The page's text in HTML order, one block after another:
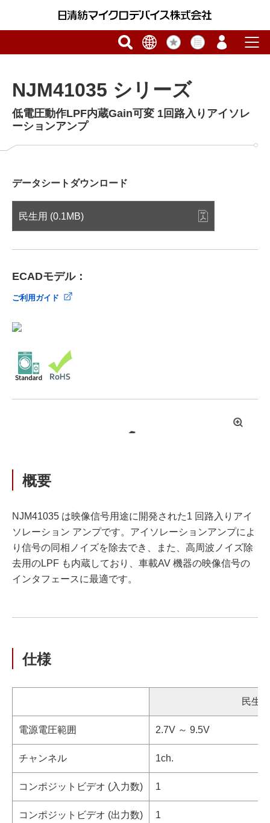
NJM41035 シリーズ
低電圧動作LPF内蔵Gain可変 1回路入りアイソレ
ーションアンプ
データシートダウンロード
民生用 (0.1MB)
ECADモデル：
ご利用ガイド
拡
概要
NJM41035 は映像信号用途に開発された1 回路入りアイ
ソレーション アンプです。アイソレーションアンプによ
り信号の同相ノイズを除去でき、また、高周波ノイズ除
去用のLPF も内蔵しており、車載AV 機器の映像信号の
インタフェースに最適です。
仕様
民生
電源電圧範囲 2.7V ～ 9.5V
チャンネル 1ch.
コンポジットビデオ (入力数) 1
コンポジットビデオ (出力数) 1